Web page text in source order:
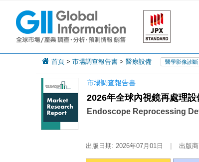
首頁 > 市場調查報告書 > 醫療設備 醫學影像診斷
市場調查報告書
2026年全球內視鏡再處理
Endoscope Reprocessing
出版日期: 2026年07月01日 | 出版